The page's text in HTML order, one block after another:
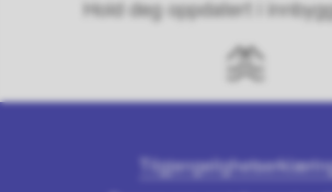
Hold deg oppdatert i